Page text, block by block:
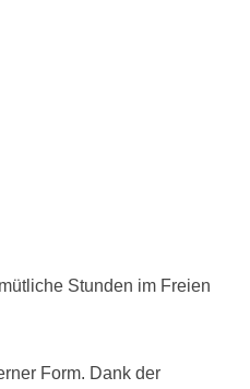
Stunden im Freien
Form. Dank der